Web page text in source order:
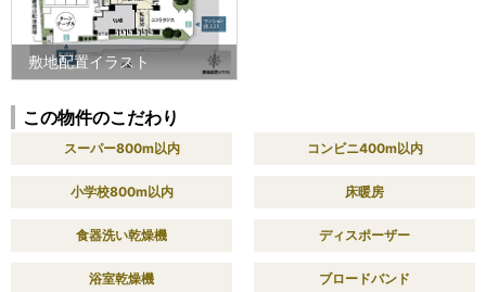
敷地配置イラスト
この物件のこだわり
スーパー800m以内 コンビニ400m以内
小学校800m以内 床暖房
食器洗い乾燥機 ディスポーザー
浴室乾燥機 ブロードバンド